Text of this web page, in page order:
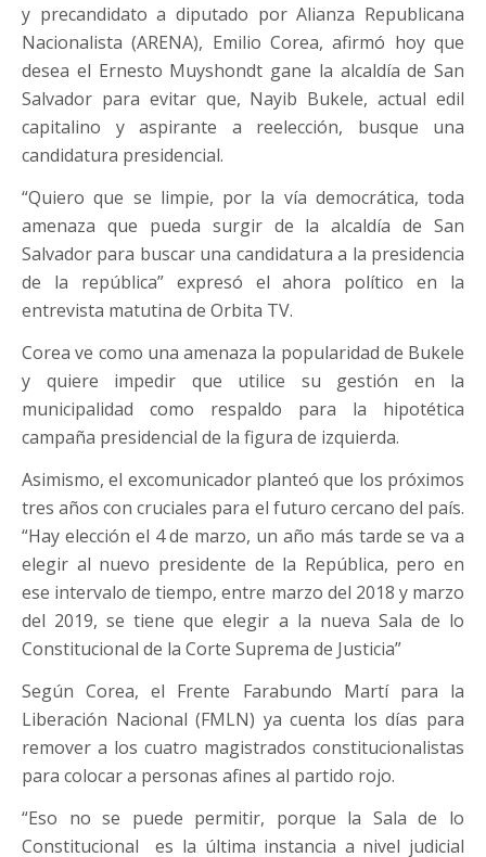
y precandidato a diputado por Alianza Republicana
Nacionalista (ARENA), Emilio Corea, afirmó hoy que
desea el Ernesto Muyshondt gane la alcaldía de San
Salvador para evitar que, Nayib Bukele, actual edil
capitalino y aspirante a reelección, busque una
candidatura presidencial.
“Quiero que se limpie, por la vía democrática, toda
amenaza que pueda surgir de la alcaldía de San
Salvador para buscar una candidatura a la presidencia
de la república” expresó el ahora político en la
entrevista matutina de Orbita TV.
Corea ve como una amenaza la popularidad de Bukele
y quiere impedir que utilice su gestión en la
municipalidad como respaldo para la hipotética
campaña presidencial de la figura de izquierda.
Asimismo, el excomunicador planteó que los próximos
tres años con cruciales para el futuro cercano del país.
“Hay elección el 4 de marzo, un año más tarde se va a
elegir al nuevo presidente de la República, pero en
ese intervalo de tiempo, entre marzo del 2018 y marzo
del 2019, se tiene que elegir a la nueva Sala de lo
Constitucional de la Corte Suprema de Justicia”
Según Corea, el Frente Farabundo Martí para la
Liberación Nacional (FMLN) ya cuenta los días para
remover a los cuatro magistrados constitucionalistas
para colocar a personas afines al partido rojo.
“Eso no se puede permitir, porque la Sala de lo
Constitucional es la última instancia a nivel judicial